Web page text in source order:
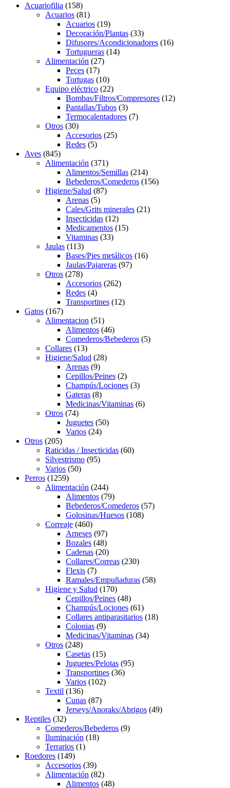
Acuariofilia 158158
products
Acuarios 8181
products
Acuarios 1919
products
Decoración/Plantas 3333
products
Difusores/Acondicionadores 1616
Tortugueras 1414
Alimentación 2727
Peces 1717
products
Tortugas 1010
products
Equipo eléctrico 2222
products
Bombas/Filtros/Compresores 1212
Pantallas/Tubos 33
products
Termocalentadores 77
Otros 3030
products
Accesorios 2525
Redes 55
Aves 845845
products
Alimentación 371371
products
Alimentos/Semillas 214214
products
Bebederos/Comederos 156156
Higiene/Salud 8787
Arenas 55
products
Cales/Grits minerales 2121
Insecticidas 1212
products
Medicamentos 1515
Vitaminas 3333
Jaulas 113113
products
Bases/Pies metálicos 1616
Jaulas/Pajareras 9797
Otros 278278
products
Accesorios 262262
Redes 44
products
Transportines 1212
Gatos 167167
products
Alimentacion 5151
products
Alimentos 4646
products
Comederos/Bebederos 55
Collares 1313
products
Higiene/Salud 2828
Arenas 99
products
Cepillos/Peines 22
products
Champús/Lociones 33
Gateras 88
products
Medicinas/Vitaminas 66
Otros 7474
products
Juguetes 5050
Varios 2424
Otros 205205
products
Raticidas / Insecticidas 6060
Silvestrismo 9595
Varios 5050
Perros 12591259
products
Alimentación 244244
products
Alimentos 7979
products
Bebederos/Comederos 5757
Golosinas/Huesos 108108
Correaje 460460
products
Arneses 9797
products
Bozales 4848
products
Cadenas 2020
products
Collares/Correas 230230
Flexis 77
products
Ramales/Empuñaduras 5858
Higiene y Salud 170170
products
Cepillos/Peines 4848
products
Champús/Lociones 6161
products
Collares antiparasitarios 1818
Colonias 99
products
Medicinas/Vitaminas 3434
Otros 248248
products
Casetas 1515
products
Juguetes/Pelotas 9595
Transportines 3636
Varios 102102
Textil 136136
products
Cunas 8787
products
Jerseys/Anoraks/Abrigos 4949
Reptiles 3232
products
Comederos/Bebederos 99
Iluminación 1818
Terrarios 11
Roedores 149149
products
Accesorios 3939
products
Alimentación 8282
products
Alimentos 4848